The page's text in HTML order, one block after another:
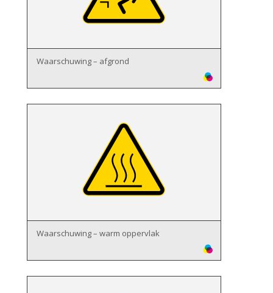
Waarschuwing – afgrond
Waarschuwing – warm oppervlak